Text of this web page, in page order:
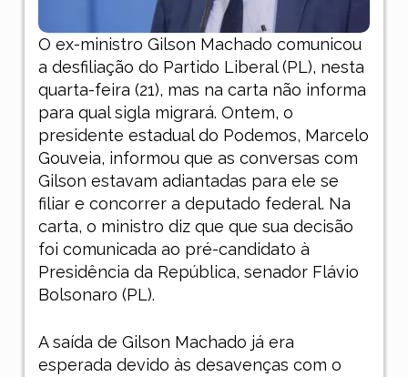
O ex-ministro Gilson Machado comunicou
a desfiliação do Partido Liberal (PL), nesta
quarta-feira (21), mas na carta não informa
para qual sigla migrará. Ontem, o
presidente estadual do Podemos, Marcelo
Gouveia, informou que as conversas com
Gilson estavam adiantadas para ele se
filiar e concorrer a deputado federal. Na
carta, o ministro diz que que sua decisão
foi comunicada ao pré-candidato à
Presidência da República, senador Flávio
Bolsonaro (PL).
A saída de Gilson Machado já era
esperada devido às desavenças com o